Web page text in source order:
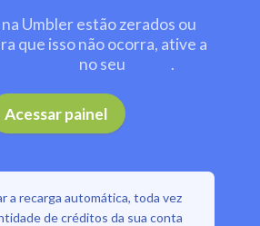
Umbler estão zerados ou
que isso não ocorra, ative a
no seu .
Acessar painel
a recarga automática, toda vez
de créditos da sua conta